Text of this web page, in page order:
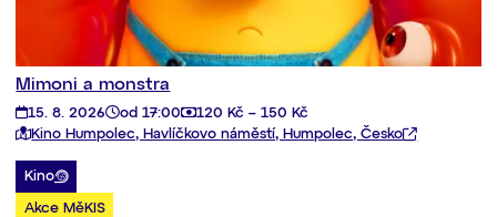
Mimoni a monstra
15. 8. 2026 od 17:00
120 Kč – 150 Kč
Kino Humpolec, Havlíčkovo náměstí, Humpolec, Česko
Kino
Akce MěKIS